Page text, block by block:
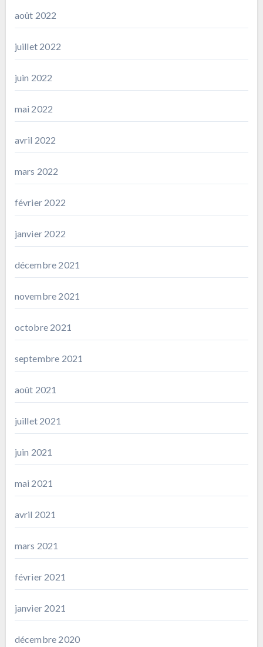
août 2022
juillet 2022
juin 2022
mai 2022
avril 2022
mars 2022
février 2022
janvier 2022
décembre 2021
novembre 2021
octobre 2021
septembre 2021
août 2021
juillet 2021
juin 2021
mai 2021
avril 2021
mars 2021
février 2021
janvier 2021
décembre 2020